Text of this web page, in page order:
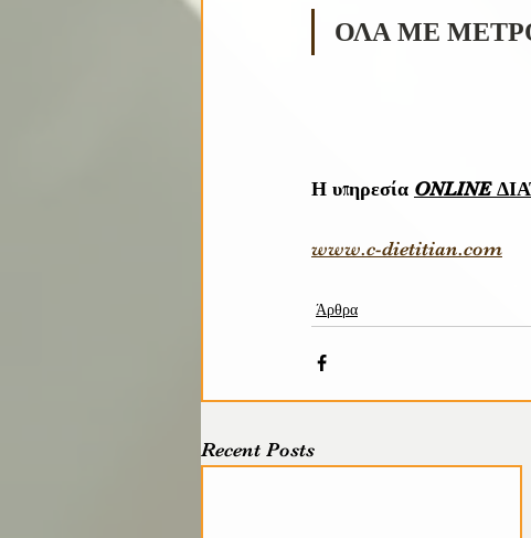
ΟΛΑ ΜΕ
Η υπηρεσία ONLINE
www.c-dietitian.com
Άρθρα
Recent Posts